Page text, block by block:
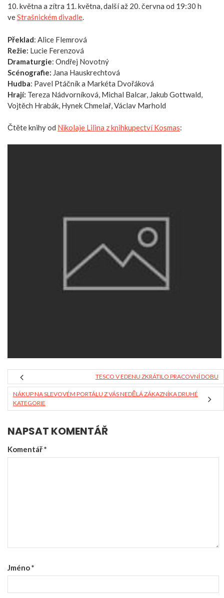
10. května a zítra 11. května, další až 20. června od 19:30 h
veStrašnickém divadle.
Překlad: Alice Flemrová
Režie: Lucie Ferenzová
Dramaturgie: Ondřej Novotný
Scénografie: Jana Hauskrechtová
Hudba: Pavel Ptáčník a Markéta Dvořáková
Hrají: Tereza Nádvorníková, Michal Balcar, Jakub Gottwald,
Vojtěch Hrabák, Hynek Chmelař, Václav Marhold
Čtěte knihy od Nikolaje Lilina z knihkupectví Kosmas:
TESCO V EDENU ZKRÁTILO PRACOVNÍ DOBU
NÁKUP NA SLEVOVÉM PORTÁLU Z VÁS NEDĚLÁ ZÁKAZNÍKA DRUHÉ
KATEGORIE
NAPSAT KOMENTÁŘ
Komentář*
Jméno*